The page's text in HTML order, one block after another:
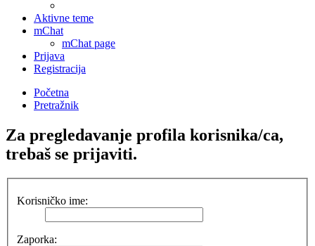
Aktivne teme
mChat
mChat page
Prijava
Registracija
Početna
Pretražnik
Za pregledavanje profila korisnika/ca,
trebaš se prijaviti.
Korisničko ime:
Zaporka: